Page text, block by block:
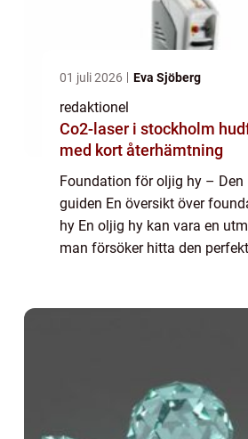
01 juli 2026 Eva Sjöberg
redaktionel
Co2-laser i stockholm hudföryngring
med kort återhämtning
Foundation för oljig hy –
guiden En översikt över
hy En oljig hy kan vara en
man försöker hitta den